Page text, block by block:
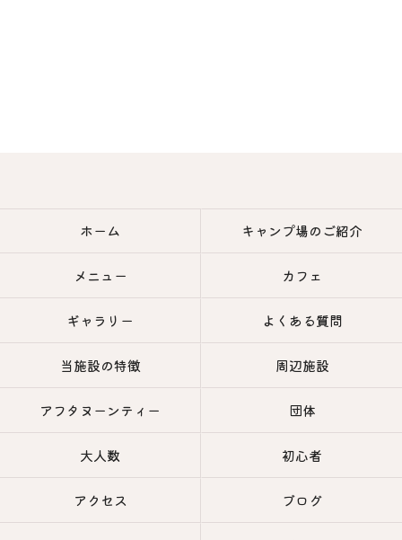
ホーム キャンプ場のご紹介
メニュー カフェ
ギャラリー よくある質問
当施設の特徴 周辺施設
アフタヌーンティー 団体
大人数 初心者
アクセス ブログ